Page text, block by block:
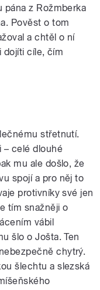
pána z Rožmberka
Pověst o tom
a chtěl o ní
dojíti cíle, čím
střetnutí.
– celé dlouhé
mu ale došlo, že
spojí a pro něj to
protivníky své jen
tím snažněji o
vábil
šlo o Jošta. Ten
chytrý.
šlechtu a slezská